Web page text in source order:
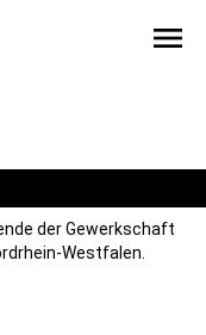
menu
der Gewerkschaft
Westfalen.